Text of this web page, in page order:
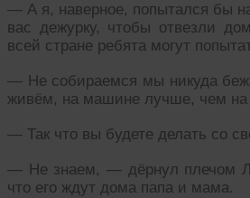
— А я, наверное, попытался бы
вас дежурку, чтобы отвезли
всей стране ребята могут
— Не собираемся мы никуда
живём, на машине лучше, чем на
— Так что вы будете делать со
— Не знаем, — дёрнул плечом
что его ждут дома папа и мама.